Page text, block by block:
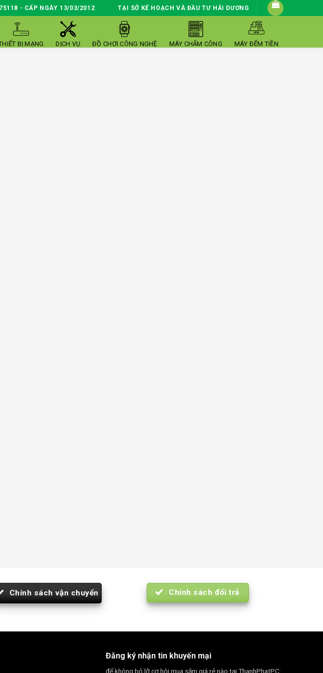
- CẤP NGÀY 13/03/2012 TẠI SỞ KẾ HOẠCH VÀ ĐẦU TƯ HẢI DƯƠNG
BỊ MẠNG DỊCH VỤ ĐỒ CHƠI CÔNG NGHỆ MÁY CHẤM CÔNG MÁY ĐẾM TIỀN
Chính sách vận chuyển Chính sách đổi trả
Đăng ký nhận tin khuyến mại
để không bỏ lỡ cơ hội mua sắm giá rẻ nào tại ThanhPhatPC: